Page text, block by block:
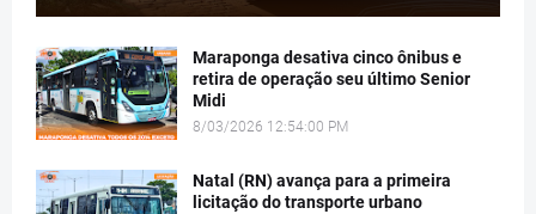
Maraponga desativa cinco ônibus e
retira de operação seu último Senior
Midi
8/03/2026 12:54:00 PM
Natal (RN) avança para a primeira
licitação do transporte urbano